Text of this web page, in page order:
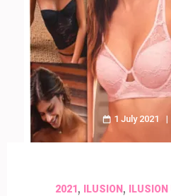
1 July 2021
2021, ILUSION, ILUSION